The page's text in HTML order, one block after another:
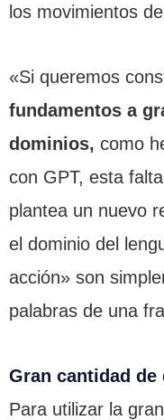
los movimientos
«Si queremos
fundamentos a
dominios, como
con GPT, esta
plantea un nuevo
el dominio del
acción» son
palabras de una
Gran cantidad de
Para utilizar la